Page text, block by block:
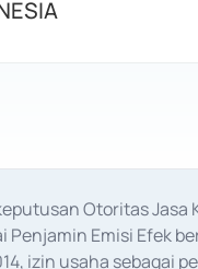
Otoritas Jasa
Penjamin Emisi Efek
izin usaha sebagai